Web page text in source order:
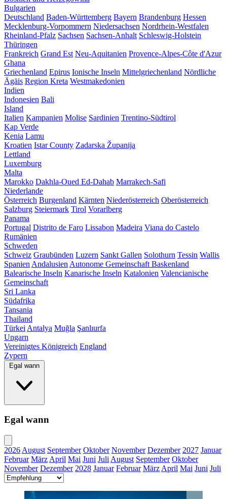
Bulgarien
Deutschland Baden-Württemberg Bayern Brandenburg Hessen
Mecklenburg-Vorpommern Niedersachsen Nordrhein-Westfalen
Rheinland-Pfalz Sachsen Sachsen-Anhalt Schleswig-Holstein
Thüringen
Frankreich Grand Est Neu-Aquitanien Provence-Alpes-Côte d'Azur
Ghana
Griechenland Epirus Ionische Inseln Mittelgriechenland Nördliche
Ägäis Region Kreta Westmakedonien
Indien
Indonesien Bali
Island
Italien Kampanien Molise Sardinien Trentino-Südtirol
Kap Verde
Kenia Lamu
Kroatien Istar County Zadarska Županija
Lettland
Luxemburg
Malta
Marokko Dakhla-Oued Ed-Dahab Marrakech-Safi
Niederlande
Österreich Burgenland Kärnten Niederösterreich Oberösterreich
Salzburg Steiermark Tirol Vorarlberg
Panama
Portugal Distrito de Faro Lissabon Madeira Viana do Castelo
Rumänien
Schweden
Schweiz Graubünden Luzern Sankt Gallen Solothurn Tessin Wallis
Spanien Andalusien Autonome Gemeinschaft Baskenland
Balearische Inseln Kanarische Inseln Katalonien Valencianische
Gemeinschaft
Sri Lanka
Südafrika
Tansania
Thailand
Türkei Antalya Muğla Şanlıurfa
Ungarn
Vereinigtes Königreich England
Zypern
Egal wann
Egal wann
2026 August September Oktober November Dezember 2027 Januar
Februar März April Mai Juni Juli August September Oktober
November Dezember 2028 Januar Februar März April Mai Juni Juli